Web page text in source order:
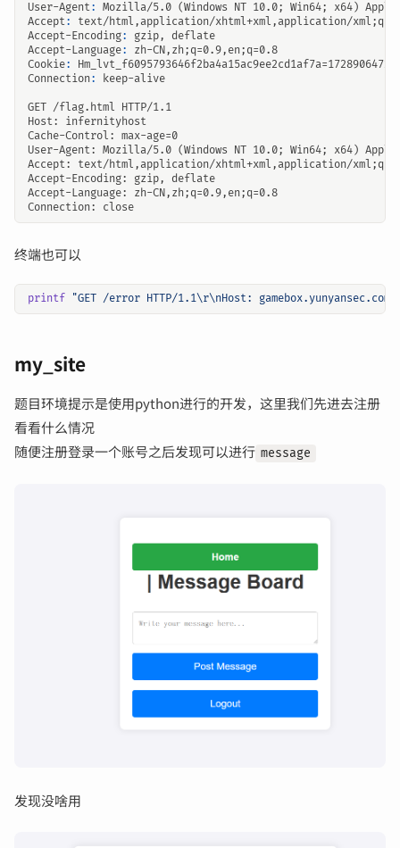
User-Agent: Mozilla/5.0 (Windows NT 10.0; Win64; x64)
Accept:
text/html,application/xhtml+xml,application/
Accept-Encoding:
gzip, deflate
Accept-Language:
zh-CN,zh;q=0.9,en;q=0.8
Cookie:
Hm_lvt_f6095793646f2ba4a15ac9ee2cd1af7a=1728906472
Connection: keep-alive
终端也可以
printf "GET /error HTTP/1.1\r\nHost:
my_site
题目环境提示是使用python进行的开发，这里我们先进去注册
看看什么情况
随便注册登录一个账号之后发现可以进行 message
发现没啥用